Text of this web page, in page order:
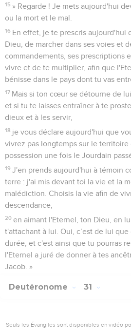
15 » Regarde ! Je mets aujourd'hui
ou la mort et le mal.
16 En effet, je te prescris aujourd'hui
Dieu, de marcher dans ses voies et
commandements, ses prescriptions
vivre et de te multiplier, afin que
bénisse dans le pays dont tu vas
17 Mais si ton cœur se détourne de
et si tu te laisses entraîner à te
dieux et à les servir,
18 je vous déclare aujourd'hui que
vivrez pas longtemps sur le
possession une fois le Jourdain
19 J'en prends aujourd'hui à témoin
terre : j'ai mis devant toi la vie et la
malédiction. Choisis la vie afin de
descendance,
20 en aimant l'Eternel, ton Dieu, en
t'attachant à lui. Oui, c’est de lui
durée, et c'est ainsi que tu pourras
l'Eternel a juré de donner à tes
Jacob. »
Deutéronome 31
Seuls les Évangiles sont disponibles en vidéo